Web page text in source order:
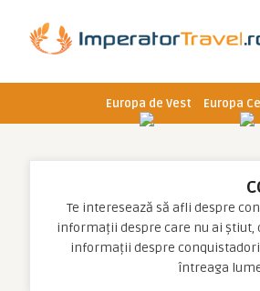
Europa de Vest Europa
Te interesează să afli despre
informații despre care nu ai știut,
informații despre
întreaga